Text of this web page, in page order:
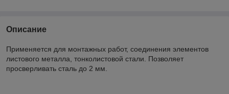
Описание
Применяется для монтажных работ, соединения элементов
листового металла, тонколистовой стали. Позволяет
просверливать сталь до 2 мм.